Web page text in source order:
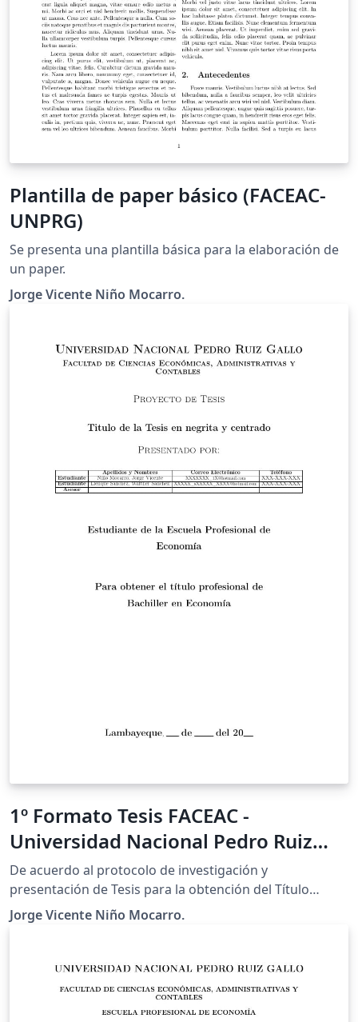
Plantilla de paper básico (FACEAC-
UNPRG)
Se presenta una plantilla básica para la elaboración de
un paper.
Jorge Vicente Niño Mocarro.
1º Formato Tesis FACEAC -
Universidad Nacional Pedro Ruiz
Gallo (PERÚ)
De acuerdo al protocolo de investigación y
presentación de Tesis para la obtención del Título
Profesional, aplicado para la Facultad de Ciencias
Económicas, Administrativas y Contables (FACEAC) -
público en general.
Jorge Vicente Niño Mocarro.